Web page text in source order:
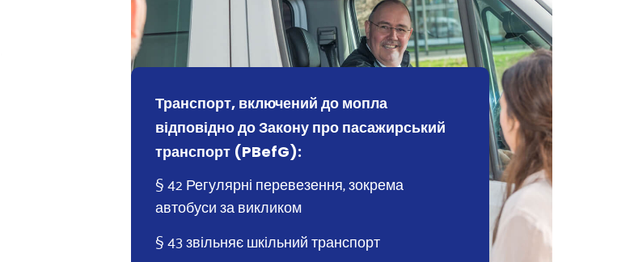
Транспорт, включений до мопла
відповідно до Закону про пасажирський
транспорт (PBefG):
§ 42 Регулярні перевезення, зокрема
автобуси за викликом
§ 43 звільняє шкільний транспорт